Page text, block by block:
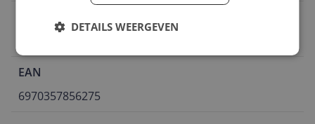
EAN
6970357856275
DETAILS WEERGEVEN